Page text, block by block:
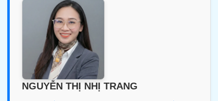
NGUYỄN THỊ NHỊ TRANG